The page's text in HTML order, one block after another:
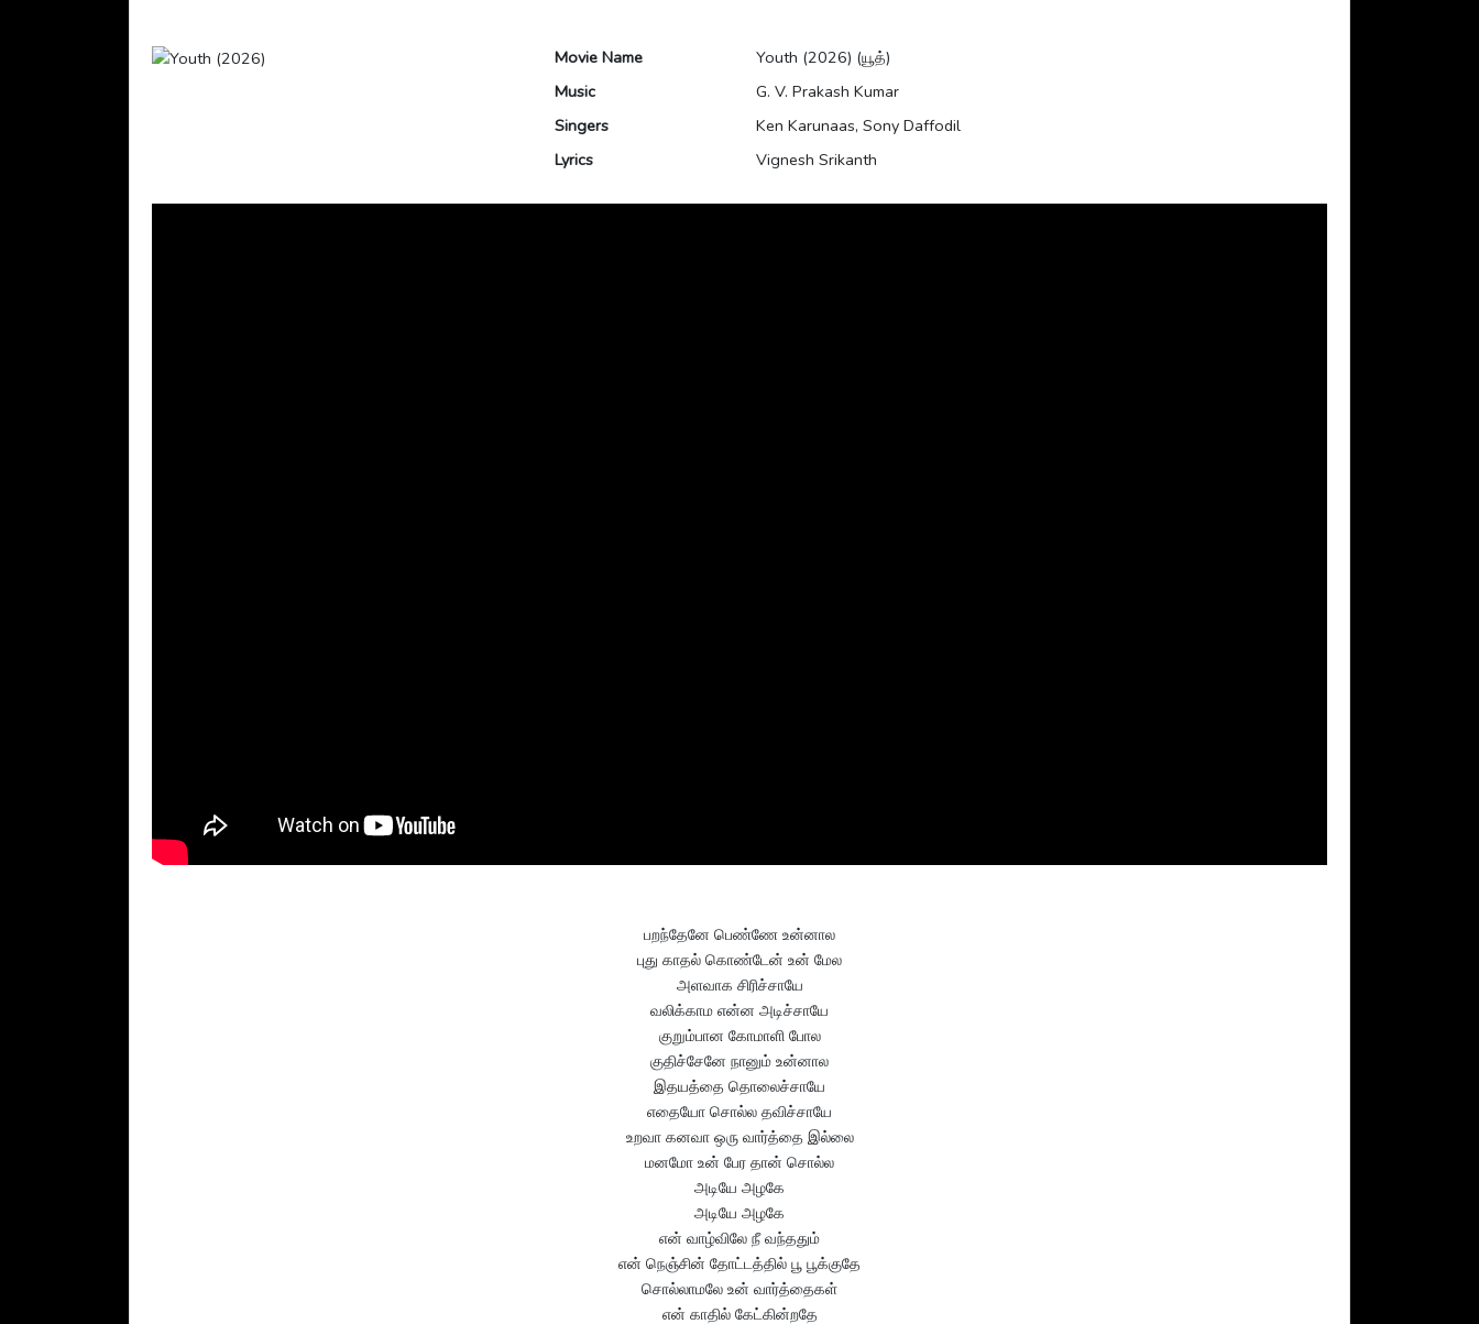
Movie Name
Youth (2026) (யூத்)
Music
G. V. Prakash Kumar
Singers
Ken Karunaas, Sony Daffodil
Lyrics
Vignesh Srikanth
பறந்தேனே பெண்ணே உன்னால
புது காதல் கொண்டேன் உன் மேல
அளவாக சிரிச்சாயே
வலிக்காம என்ன அடிச்சாயே
குறும்பான கோமாளி போல
குதிச்சேனே நானும் உன்னால
இதயத்தை தொலைச்சாயே
எதையோ சொல்ல தவிச்சாயே
உறவா கனவா ஒரு வார்த்தை இல்லை
மனமோ உன் பேர தான் சொல்ல
அடியே அழகே
அடியே அழகே
என் வாழ்விலே நீ வந்ததும்
என் நெஞ்சின் தோட்டத்தில் பூ பூக்குதே
சொல்லாமலே உன் வார்த்தைகள்
என் காதில் கேட்கின்றதே